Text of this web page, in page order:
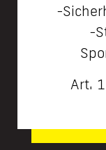
-
-
Art.